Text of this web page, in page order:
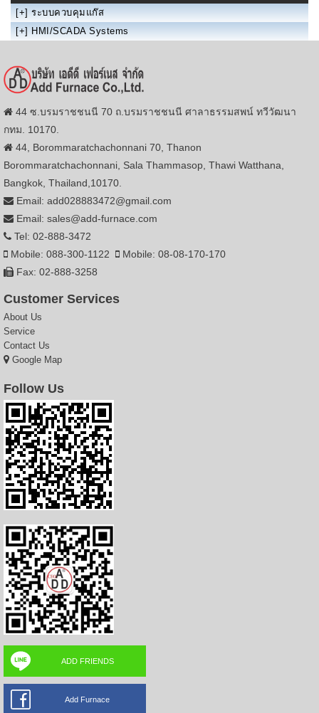
[+] ระบบควบคุมแก๊ส
[+] HMI/SCADA Systems
44 ซ.บรมราชชนนี 70 ถ.บรมราชชนนี ศาลาธรรมสพน์ ทวีวัฒนา
กทม. 10170.
44, Borommaratchachonnani 70, Thanon
Borommaratchachonnani, Sala Thammasop, Thawi Watthana,
Bangkok, Thailand,10170.
Email: add028883472@gmail.com
Email: sales@add-furnace.com
Tel: 02-888-3472
Mobile: 088-300-1122
Mobile: 08-08-170-170
Fax: 02-888-3258
Customer Services
About Us
Service
Contact Us
Google Map
Follow Us
ADD FRIENDS
Add Furnace